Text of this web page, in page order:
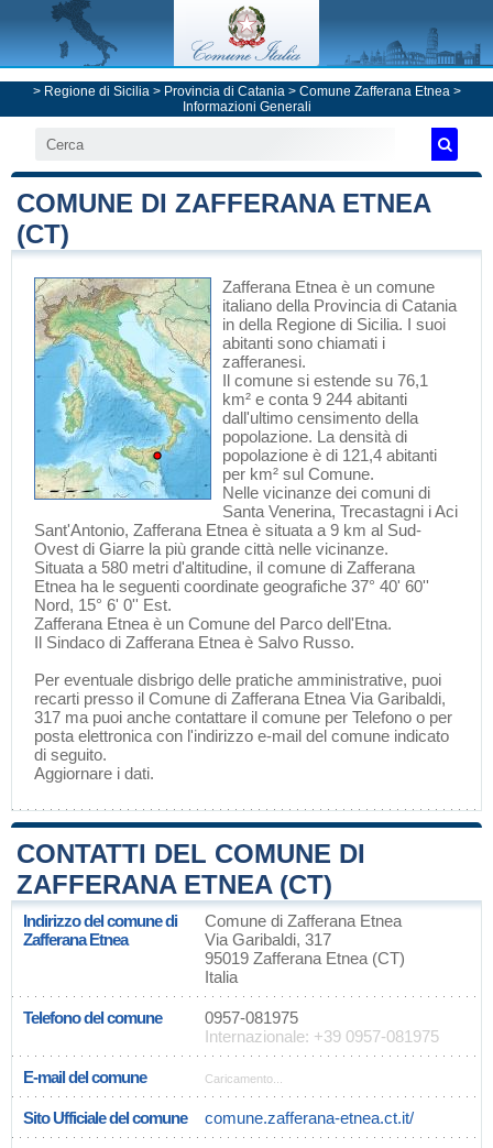
> Regione di Sicilia> Provincia di Catania> Comune Zafferana Etnea>
Informazioni Generali
COMUNE DI ZAFFERANA ETNEA
(CT)
Zafferana Etnea è un comune
italiano della Provincia di Catania
in della Regione di Sicilia. I suoi
abitanti sono chiamati i
zafferanesi.
Il comune si estende su 76,1
km² e conta 9 244 abitanti
dall'ultimo censimento della
popolazione. La densità di
popolazione è di 121,4 abitanti
per km² sul Comune.
Nelle vicinanze dei comuni di
Santa Venerina, Trecastagni iAci
Sant'Antonio, Zafferana Etnea è situata a 9 km al Sud-
Ovest di Giarre la più grande città nelle vicinanze.
Situata a 580 metri d'altitudine, il comune di Zafferana
Etnea ha le seguenti coordinate geografiche 37° 40' 60''
Nord, 15° 6' 0'' Est.
Zafferana Etnea è un Comune del Parco dell'Etna.
Il Sindaco di Zafferana Etnea è Salvo Russo.
Per eventuale disbrigo delle pratiche amministrative, puoi
recarti presso il Comune di Zafferana Etnea Via Garibaldi,
317 ma puoi anche contattare il comune per Telefono o per
posta elettronica con l'indirizzo e-mail del comune indicato
di seguito.
Aggiornare i dati.
CONTATTI DEL COMUNE DI
ZAFFERANA ETNEA (CT)
Indirizzo del comune di
Zafferana Etnea
Comune di Zafferana Etnea
Via Garibaldi, 317
95019 Zafferana Etnea (CT)
Italia
Telefono del comune
0957-081975
Internazionale: +39 0957-081975
E-mail del comune Caricamento...
Sito Ufficiale del comune comune.zafferana-etnea.ct.it/